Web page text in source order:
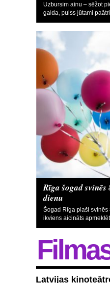
Uzbursim ainu – sēžot
galda, pulss jūtami
Rīga šogad svinēs
dienu
Šogad Rīga plaši
ikviens aicināts
Latvijas